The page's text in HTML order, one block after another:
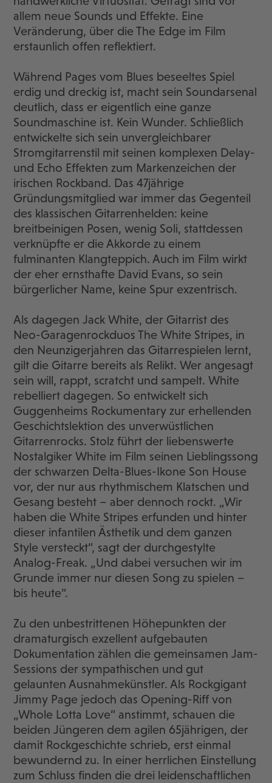
allem neue Sounds und Effekte. Eine
Veränderung, über die The Edge im Film
erstaunlich offen reflektiert.
Während Pages vom Blues beseeltes Spiel
erdig und dreckig ist, macht sein Soundarsenal
deutlich, dass er eigentlich eine ganze
Soundmaschine ist. Kein Wunder. Schließlich
entwickelte sich sein unvergleichbarer
Stromgitarrenstil mit seinen komplexen Delay-
und Echo Effekten zum Markenzeichen der
irischen Rockband. Das 47jährige
Gründungsmitglied war immer das Gegenteil
des klassischen Gitarrenhelden: keine
breitbeinigen Posen, wenig Soli, stattdessen
verknüpfte er die Akkorde zu einem
fulminanten Klangteppich. Auch im Film wirkt
der eher ernsthafte David Evans, so sein
bürgerlicher Name, keine Spur exzentrisch.
Als dagegen Jack White, der Gitarrist des
Neo-Garagenrockduos The White Stripes, in
den Neunzigerjahren das Gitarrespielen lernt,
gilt die Gitarre bereits als Relikt. Wer angesagt
sein will, rappt, scratcht und sampelt. White
rebelliert dagegen. So entwickelt sich
Guggenheims Rockumentary zur erhellenden
Geschichtslektion des unverwüstlichen
Gitarrenrocks. Stolz führt der liebenswerte
Nostalgiker White im Film seinen Lieblingssong
der schwarzen Delta-Blues-Ikone Son House
vor, der nur aus rhythmischem Klatschen und
Gesang besteht – aber dennoch rockt. „Wir
haben die White Stripes erfunden und hinter
dieser infantilen Ästhetik und dem ganzen
Style versteckt“, sagt der durchgestylte
Analog-Freak. „Und dabei versuchen wir im
Grunde immer nur diesen Song zu spielen –
bis heute“.
Zu den unbestrittenen Höhepunkten der
dramaturgisch exzellent aufgebauten
Dokumentation zählen die gemeinsamen Jam-
Sessions der sympathischen und gut
gelaunten Ausnahmekünstler. Als Rockgigant
Jimmy Page jedoch das Opening-Riff von
„Whole Lotta Love“ anstimmt, schauen die
beiden Jüngeren dem agilen 65jährigen, der
damit Rockgeschichte schrieb, erst einmal
bewundernd zu. In einer herrlichen Einstellung
zum Schluss finden die drei leidenschaftlichen